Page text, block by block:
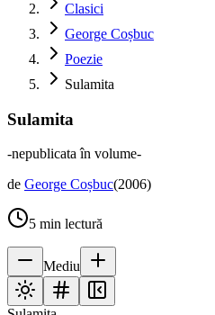
Clasici
George Coșbuc
Poezie
Sulamita
Sulamita
-nepublicata în volume-
de George Coșbuc(2006)
5 min lectură
Mediu